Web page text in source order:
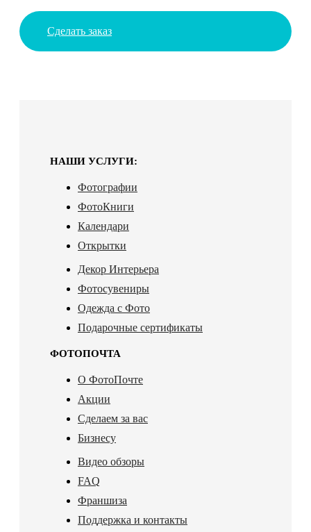
Сделать заказ
НАШИ УСЛУГИ:
Фотографии
ФотоКниги
Календари
Открытки
Декор Интерьера
Фотосувениры
Одежда с Фото
Подарочные сертификаты
ФОТОПОЧТА
О ФотоПочте
Акции
Сделаем за вас
Бизнесу
Видео обзоры
FAQ
Франшиза
Поддержка и контакты